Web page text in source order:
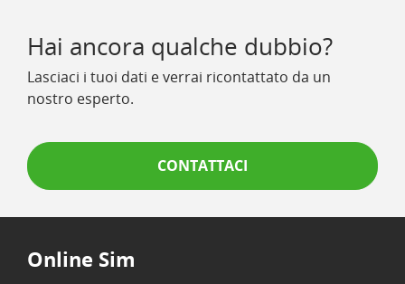
Hai ancora qualche dubbio?
Lasciaci i tuoi dati e verrai ricontattato da un
nostro esperto.
CONTATTACI
Online Sim